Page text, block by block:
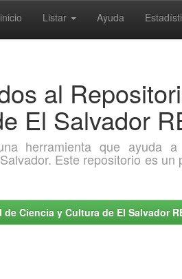
Listar Ayuda
al
El Salvador
herramienta que ayuda
Este repositorio es
Ciencia y Cultura de El Salvador